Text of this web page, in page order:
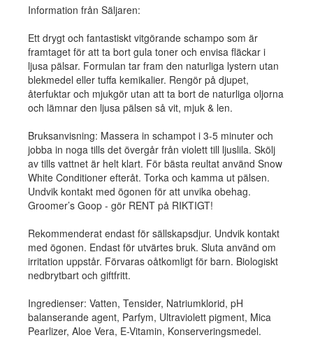
Information från Säljaren:
Ett drygt och fantastiskt vitgörande schampo som är
framtaget för att ta bort gula toner och envisa fläckar i
ljusa pälsar. Formulan tar fram den naturliga lystern utan
blekmedel eller tuffa kemikalier. Rengör på djupet,
återfuktar och mjukgör utan att ta bort de naturliga oljorna
och lämnar den ljusa pälsen så vit, mjuk & len.
Bruksanvisning: Massera in schampot i 3-5 minuter och
jobba in noga tills det övergår från violett till ljuslila. Skölj
av tills vattnet är helt klart. För bästa reultat använd Snow
White Conditioner efteråt. Torka och kamma ut pälsen.
Undvik kontakt med ögonen för att unvika obehag.
Groomer’s Goop - gör RENT på RIKTIGT!
Rekommenderat endast för sällskapsdjur. Undvik kontakt
med ögonen. Endast för utvärtes bruk. Sluta använd om
irritation uppstår. Förvaras oåtkomligt för barn. Biologiskt
nedbrytbart och giftfritt.
Ingredienser: Vatten, Tensider, Natriumklorid, pH
balanserande agent, Parfym, Ultraviolett pigment, Mica
Pearlizer, Aloe Vera, E-Vitamin, Konserveringsmedel.